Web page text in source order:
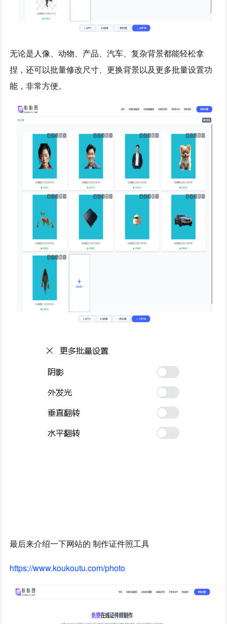
无论是人像、动物、产品、汽车、复杂背景都能轻松拿
捏，还可以批量修改尺寸、更换背景以及更多批量设置功
能，非常方便。
最后来介绍一下网站的 制作证件照工具
https://www.koukoutu.com/photo